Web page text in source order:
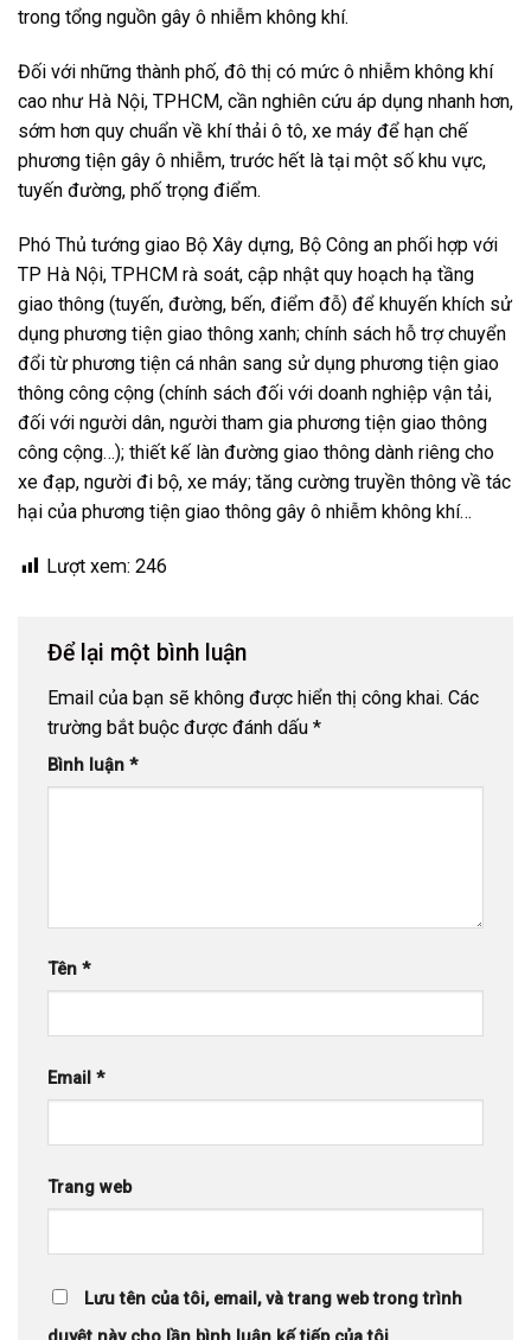
trong tổng nguồn gây ô nhiễm không khí.
Đối với những thành phố, đô thị có mức ô nhiễm không khí
cao như Hà Nội, TPHCM, cần nghiên cứu áp dụng nhanh hơn,
sớm hơn quy chuẩn về khí thải ô tô, xe máy để hạn chế
phương tiện gây ô nhiễm, trước hết là tại một số khu vực,
tuyến đường, phố trọng điểm.
Phó Thủ tướng giao Bộ Xây dựng, Bộ Công an phối hợp với
TP Hà Nội, TPHCM rà soát, cập nhật quy hoạch hạ tầng
giao thông (tuyến, đường, bến, điểm đỗ) để khuyến khích sử
dụng phương tiện giao thông xanh; chính sách hỗ trợ chuyển
đổi từ phương tiện cá nhân sang sử dụng phương tiện giao
thông công cộng (chính sách đối với doanh nghiệp vận tải,
đối với người dân, người tham gia phương tiện giao thông
công cộng…); thiết kế làn đường giao thông dành riêng cho
xe đạp, người đi bộ, xe máy; tăng cường truyền thông về tác
hại của phương tiện giao thông gây ô nhiễm không khí…
Lượt xem: 246
Để lại một bình luận
Email của bạn sẽ không được hiển thị công khai. Các
trường bắt buộc được đánh dấu *
Bình luận *
Tên *
Email *
Trang web
Lưu tên của tôi, email, và trang web trong trình